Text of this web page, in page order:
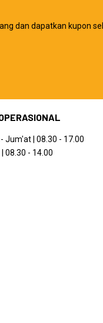
dan dapatkan kupon
Jum'at | 08.30 - 17.00
08.30 - 14.00